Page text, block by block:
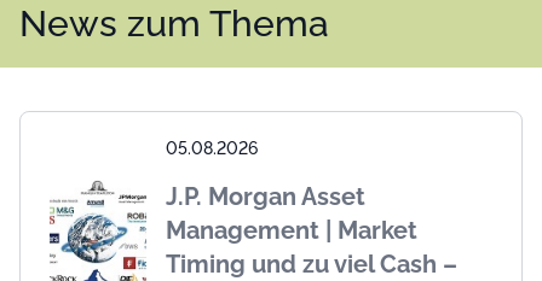
News zum Thema
05.08.2026
J.P. Morgan Asset
Management | Market
Timing und zu viel Cash –